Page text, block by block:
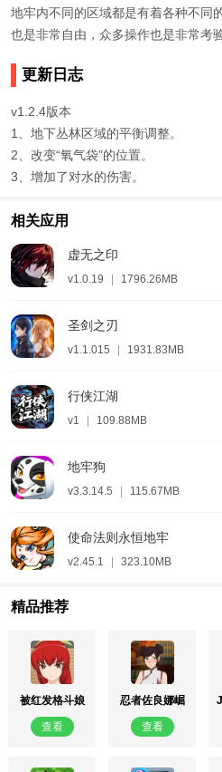
地牢内不同的区域都是有着各种不同
也是非常自由，众多操作也是非常考
更新日志
v1.2.4版本
1、地下丛林区域的平衡调整。
2、改变“氧气袋”的位置。
3、增加了对水的伤害。
相关应用
虚无之印
v1.0.19 1796.26MB
圣剑之刃
v1.1.015 1931.83MB
行侠江湖
v1 109.88MB
地牢狗
v3.3.14.5 115.67MB
使命法则永恒地牢
v2.45.1 323.10MB
精品推荐
被红发格斗娘
误认为仇人
查看
忍者佐良娜崛
起
查看